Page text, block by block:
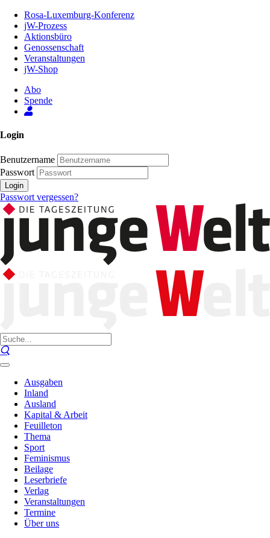
Inhalt
Seite
Rosa-Luxemburg-Konferenz
jW-Prozess
Aktionsbüro
Genossenschaft
Veranstaltungen
jW-Shop
Abo
Spende
Login
Benutzername
Passwort
Login
Passwort vergessen?
Ausgaben
Inland
Ausland
Kapital & Arbeit
Feuilleton
Thema
Sport
Feminismus
Beilage
Leserbriefe
Verlag
Veranstaltungen
Termine
Über uns